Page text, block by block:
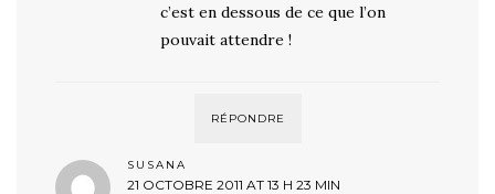
c’est en dessous de ce que l’on
pouvait attendre !
RÉPONDRE
SUSANA
21 OCTOBRE 2011 AT 13 H 23 MIN